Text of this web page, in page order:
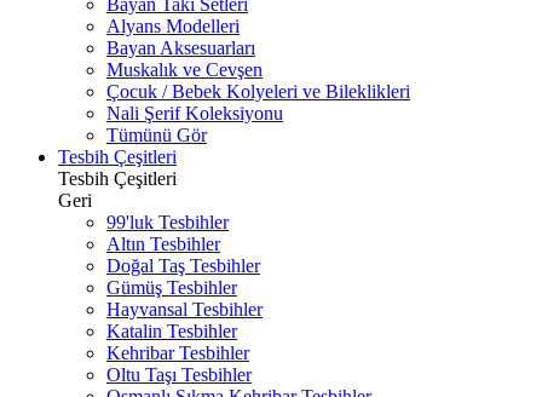
Bayan Takı Setleri
Alyans Modelleri
Bayan Aksesuarları
Muskalık ve Cevşen
Çocuk / Bebek Kolyeleri ve Bileklikleri
Nali Şerif Koleksiyonu
Tümünü Gör
Tesbih Çeşitleri
Tesbih Çeşitleri
Geri
99'luk Tesbihler
Altın Tesbihler
Doğal Taş Tesbihler
Gümüş Tesbihler
Hayvansal Tesbihler
Katalin Tesbihler
Kehribar Tesbihler
Oltu Taşı Tesbihler